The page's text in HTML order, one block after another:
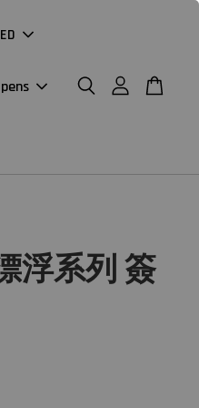
浮系列 簽